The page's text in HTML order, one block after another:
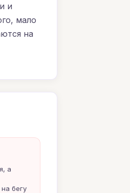
и
мало
на
а
бегу